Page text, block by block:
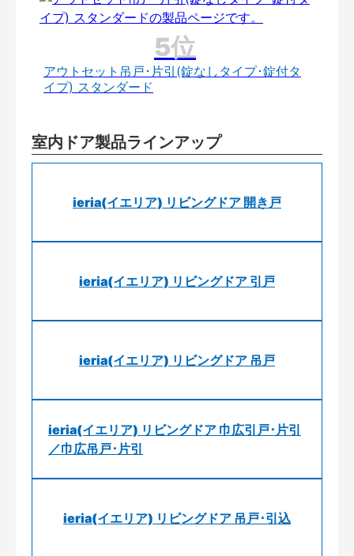
アウトセット吊戸･片引(錠なしタイプ･錠付タ
イプ) スタンダード
室内ドア製品ラインアップ
ieria(イエリア) リビングドア 開き戸
ieria(イエリア) リビングドア 引戸
ieria(イエリア) リビングドア 吊戸
ieria(イエリア) リビングドア 巾広引戸･片引
／巾広吊戸･片引
ieria(イエリア) リビングドア 吊戸･引込